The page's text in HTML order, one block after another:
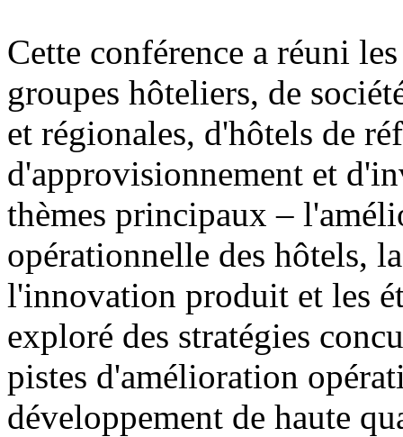
Cette conférence a réuni
groupes hôteliers, de
et régionales, d'hôtels de
d'approvisionnement et
thèmes principaux –
opérationnelle des hôtels,
l'innovation produit et les
exploré des stratégies
pistes d'amélioration
développement de haute